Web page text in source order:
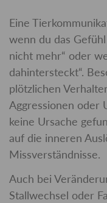
Eine
wenn du das
nicht mehr“ oder
dahintersteckt“.
plötzlichen
Aggressionen oder
keine Ursache
auf die inneren
Missverständnisse.
Auch bei
Stallwechsel oder